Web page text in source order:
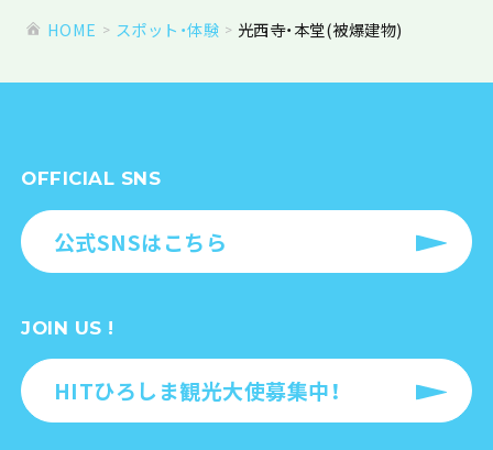
HOME スポット・体験 光西寺・本堂(被爆建物)
OFFICIAL SNS
公式SNSはこちら
JOIN US !
HITひろしま観光大使募集中！